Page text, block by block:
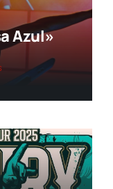
Azul»